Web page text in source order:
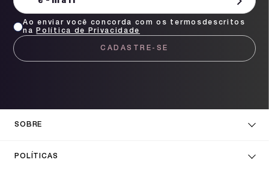
CADASTRE-SE
Ao enviar você concorda com os termosdescritos
na
Política de Privacidade
SOBRE
POLÍTICAS